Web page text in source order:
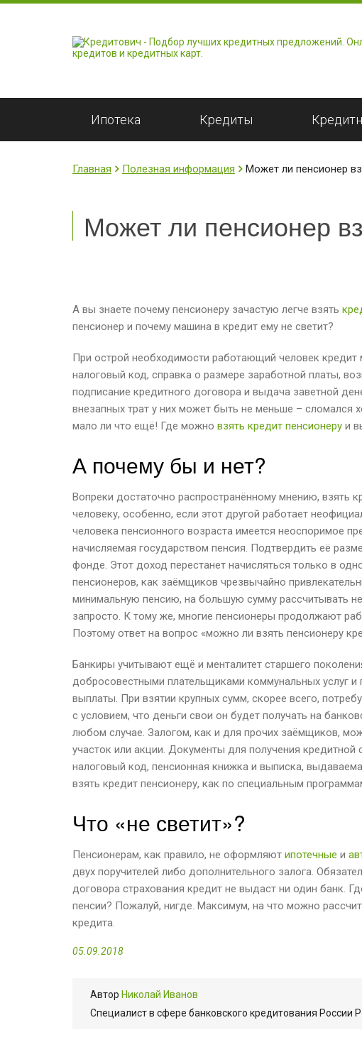
Ипотека Кредиты
Главная Полезная информация Может ли пенсионер
Может ли пенсионер
А вы знаете почему пенсионеру зачастую легче взять
пенсионер и почему машина в кредит ему не светит?
При острой необходимости работающий человек
налоговый код, справка о размере заработной платы,
подписание кредитного договора и выдача заветной
внезапных трат у них может быть не меньше – сломался
мало ли что ещё! Где можно взять кредит пенсионеру и
А почему бы и нет?
Вопреки достаточно распространённому мнению, взять
человеку, особенно, если этот другой работает
человека пенсионного возраста имеется неоспоримое
начисляемая государством пенсия. Подтвердить её
фонде. Этот доход перестанет начисляться только в
пенсионеров, как заёмщиков чрезвычайно
минимальную пенсию, на большую сумму рассчитывать
запросто. К тому же, многие пенсионеры продолжают
Поэтому ответ на вопрос «можно ли взять пенсионеру
Банкиры учитывают ещё и менталитет старшего
добросовестными плательщиками коммунальных услуг
выплаты. При взятии крупных сумм, скорее всего,
с условием, что деньги свои он будет получать на
любом случае. Залогом, как и для прочих заёмщиков,
участок или акции. Документы для получения
налоговый код, пенсионная книжка и выписка,
взять кредит пенсионеру, как по специальным
Что «не светит»?
Пенсионерам, как правило, не оформляют ипотечные и
двух поручителей либо дополнительного залога.
договора страхования кредит не выдаст ни один банк.
пенсии? Пожалуй, нигде. Максимум, на что можно
кредита.
05.09.2018
Автор Николай Иванов
Cпециалист в сфере банковского кредитования России